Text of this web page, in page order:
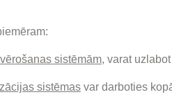
sistēmām, varat
sistēmas var darboties